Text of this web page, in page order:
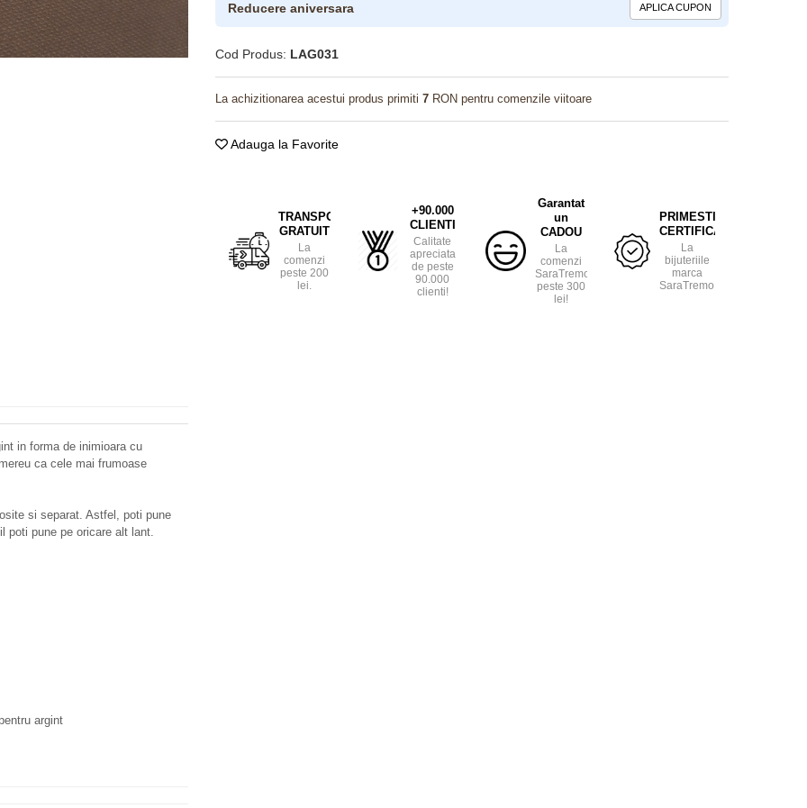
Reducere aniversara APLICA CUPON
Cod Produs: LAG031
La achizitionarea acestui produs primiti 7 RON pentru comenzile viitoare
Adauga la Favorite
TRANSPORT
GRATUIT
La
comenzi
peste 200
lei.
+90.000
CLIENTI
Calitate
apreciata
de peste
90.000
clienti!
Garantat
un
CADOU
La
comenzi
SaraTremo
peste 300
lei!
PRIMESTI
CERTIFICAT
La
bijuteriile
marca
SaraTremo.
in forma de inimioara cu
ca cele mai frumoase
si separat. Astfel, poti pune
poti pune pe oricare alt lant.
argint